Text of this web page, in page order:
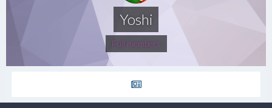
Yoshi
Full members